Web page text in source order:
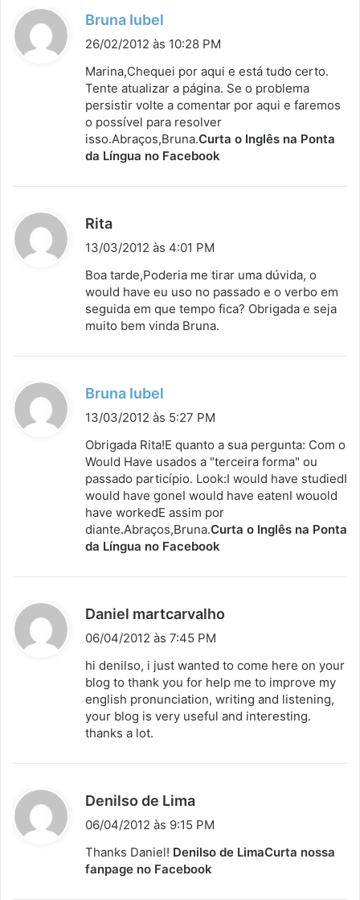
Bruna Iubel
i
s
e
:
26/02/2012 às 10:28 PM
Marina,Chequei por aqui e está tudo certo.
Tente atualizar a página. Se o problema
persistir volte a comentar por aqui e faremos
o possível para resolver
isso.Abraços,Bruna.Curta o Inglês na Ponta
da Língua no Facebook
Rita
i
s
e
:
13/03/2012 às 4:01 PM
Boa tarde,Poderia me tirar uma dúvida, o
would have eu uso no passado e o verbo em
seguida em que tempo fica? Obrigada e seja
muito bem vinda Bruna.
Bruna Iubel
i
s
e
:
13/03/2012 às 5:27 PM
Obrigada Rita!E quanto a sua pergunta: Com o
Would Have usados a "terceira forma" ou
passado particípio. Look:I would have studiedI
would have goneI would have eatenI wouold
have workedE assim por
diante.Abraços,Bruna.Curta o Inglês na Ponta
da Língua no Facebook
Daniel martcarvalho
s
e
:
06/04/2012 às 7:45 PM
hi denilso, i just wanted to come here on your
blog to thank you for help me to improve my
english pronunciation, writing and listening,
your blog is very useful and interesting.
thanks a lot.
Denilso de Lima
i
s
06/04/2012 às 9:15 PM
Thanks Daniel! Denilso de LimaCurta nossa
fanpage no Facebook